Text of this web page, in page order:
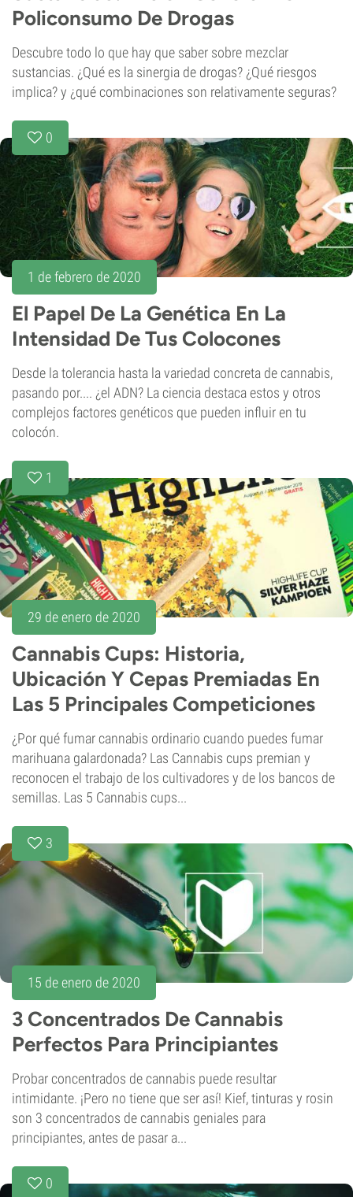
Policonsumo De Drogas
Descubre todo lo que hay que saber sobre mezclar
sustancias. ¿Qué es la sinergia de drogas? ¿Qué riesgos
implica? y ¿qué combinaciones son relativamente seguras?
0
1 de febrero de 2020
El Papel De La Genética En La
Intensidad De Tus Colocones
Desde la tolerancia hasta la variedad concreta de cannabis,
pasando por.... ¿el ADN? La ciencia destaca estos y otros
complejos factores genéticos que pueden influir en tu
colocón.
1
29 de enero de 2020
Cannabis Cups: Historia,
Ubicación Y Cepas Premiadas En
Las 5 Principales Competiciones
¿Por qué fumar cannabis ordinario cuando puedes fumar
marihuana galardonada? Las Cannabis cups premian y
reconocen el trabajo de los cultivadores y de los bancos de
semillas. Las 5 Cannabis cups...
3
15 de enero de 2020
3 Concentrados De Cannabis
Perfectos Para Principiantes
Probar concentrados de cannabis puede resultar
intimidante. ¡Pero no tiene que ser así! Kief, tinturas y rosin
son 3 concentrados de cannabis geniales para
principiantes, antes de pasar a...
0